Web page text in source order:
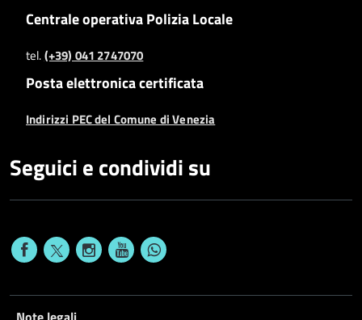
Centrale operativa Polizia Locale
tel.(+39) 041 2747070
Posta elettronica certificata
Indirizzi PEC del Comune di Venezia
Seguici e condividi su